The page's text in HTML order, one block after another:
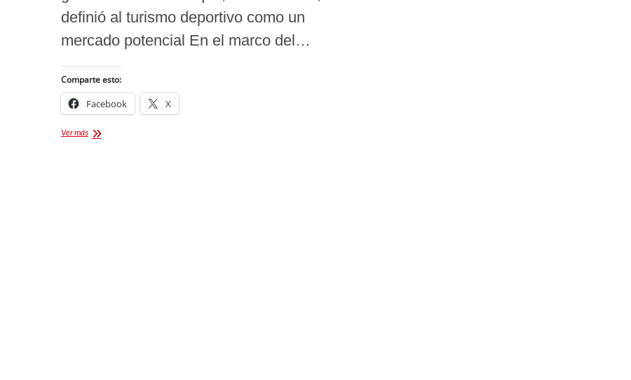
definió al turismo deportivo como un
mercado potencial En el marco del…
Comparte esto:
Facebook X
Ver másTLAXCALA